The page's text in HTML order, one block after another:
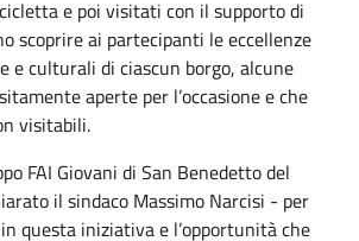
e poi visitati con il supporto di
scoprire ai partecipanti le eccellenze
e culturali di ciascun borgo, alcune
aperte per l’occasione e che
visitabili.
FAI Giovani di San Benedetto del
il sindaco Massimo Narcisi - per
questa iniziativa e l’opportunità che